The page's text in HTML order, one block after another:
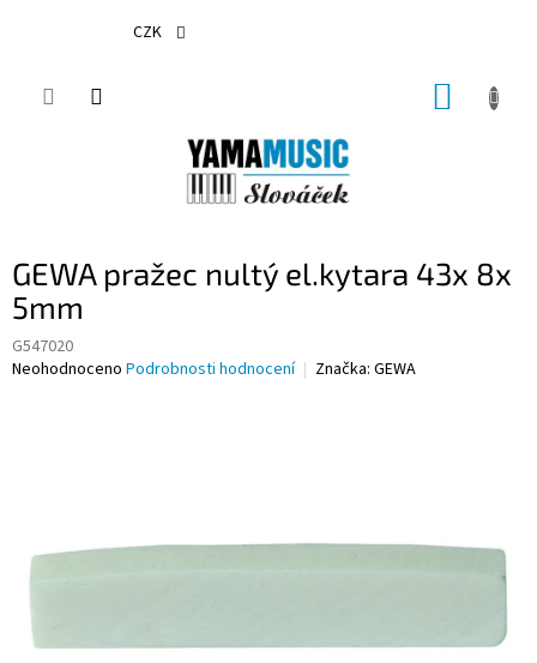
CZK
GEWA pražec nultý el.kytara 43x 8x
5mm
G547020
Průměrné
Neohodnoceno Podrobnosti hodnocení Značka: GEWA